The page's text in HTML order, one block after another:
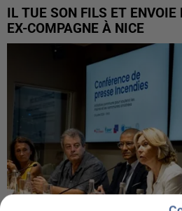
IL TUE SON FILS ET
EX-COMPAGNE À NICE